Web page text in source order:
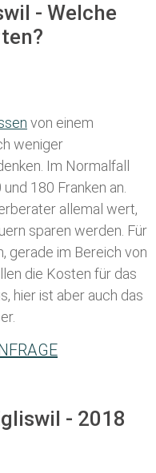
- Welche
von einem
weniger
Im Normalfall
180 Franken an.
allemal wert,
sparen werden. Für
gerade im Bereich von
die Kosten für das
hier ist aber auch das
- 2018